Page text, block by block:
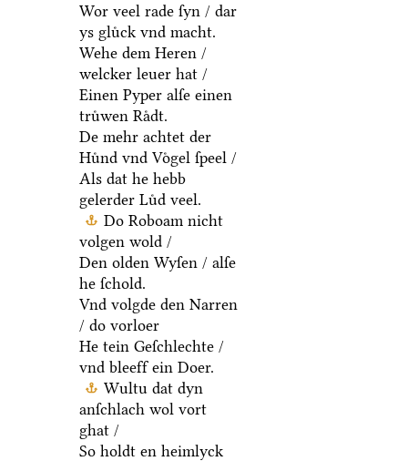
Wor veel rade ſyn / dar
ys gluͤck vnd macht.
Wehe dem Heren /
welcker leuer hat /
Einen Pyper alſe einen
truͤwen Raͤdt.
De mehr achtet der
Huͤnd vnd Voͤgel ſpeel /
Als dat he hebb
gelerder Luͤd veel.
Do Roboam nicht
volgen wold /
Den olden Wyſen / alſe
he ſchold.
Vnd volgde den Narren
/ do vorloer
He tein Geſchlechte /
vnd bleeff ein Doer.
Wultu dat dyn
anſchlach wol vort
ghat /
So holdt en heimlyck